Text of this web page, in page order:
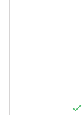
